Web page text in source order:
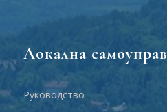
Локална
Руководство